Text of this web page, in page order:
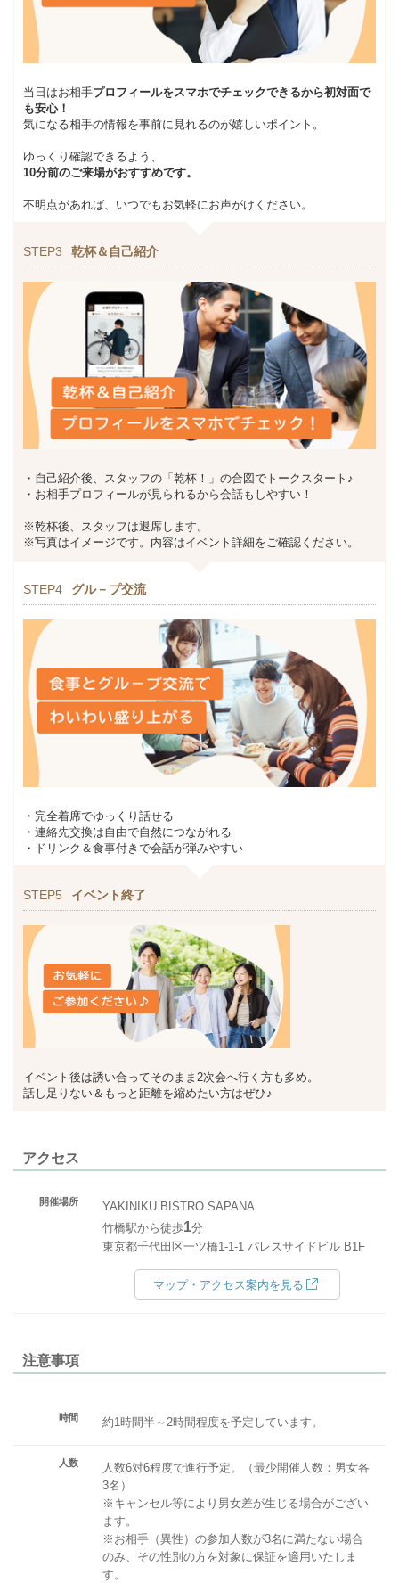
当日はお相手プロフィールをスマホでチェックできるから初対面で
も安心！
気になる相手の情報を事前に見れるのが嬉しいポイント。
ゆっくり確認できるよう、
10分前のご来場がおすすめです。
不明点があれば、いつでもお気軽にお声がけください。
STEP3 乾杯＆自己紹介
・自己紹介後、スタッフの「乾杯！」の合図でトークスタート♪
・お相手プロフィールが見られるから会話もしやすい！
※乾杯後、スタッフは退席します。
※写真はイメージです。内容はイベント詳細をご確認ください。
STEP4 グル－プ交流
・完全着席でゆっくり話せる
・連絡先交換は自由で自然につながれる
・ドリンク＆食事付きで会話が弾みやすい
STEP5 イベント終了
イベント後は誘い合ってそのまま2次会へ行く方も多め。
話し足りない＆もっと距離を縮めたい方はぜひ♪
アクセス
開催場所
YAKINIKU BISTRO SAPANA
竹橋駅から徒歩1分
東京都千代田区一ツ橋1-1-1 パレスサイドビル B1F
マップ・アクセス案内を見る
注意事項
時間 約1時間半～2時間程度を予定しています。
人数
人数6対6程度で進行予定。（最少開催人数：男女各
3名）
※キャンセル等により男女差が生じる場合がござい
ます。
※お相手（異性）の参加人数が3名に満たない場合
のみ、その性別の方を対象に保証を適用いたしま
す。